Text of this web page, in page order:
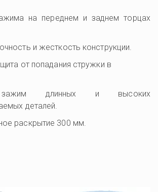
на переднем и заднем торцах
и жесткость конструкции.
от попадания стружки в
длинных и высоких
деталей.
раскрытие 300 мм.